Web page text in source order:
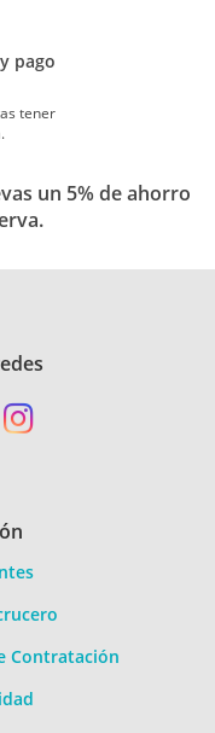
pago
tener
un 5% de ahorro
Contratación